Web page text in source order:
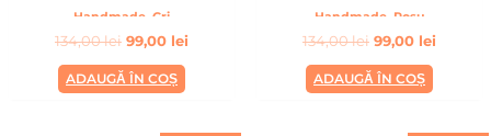
Handmade, Gri
134,00lei 99,00 lei
ADAUGĂ ÎN COȘ
Handmade, Rosu
134,00lei 99,00 lei
ADAUGĂ ÎN COȘ